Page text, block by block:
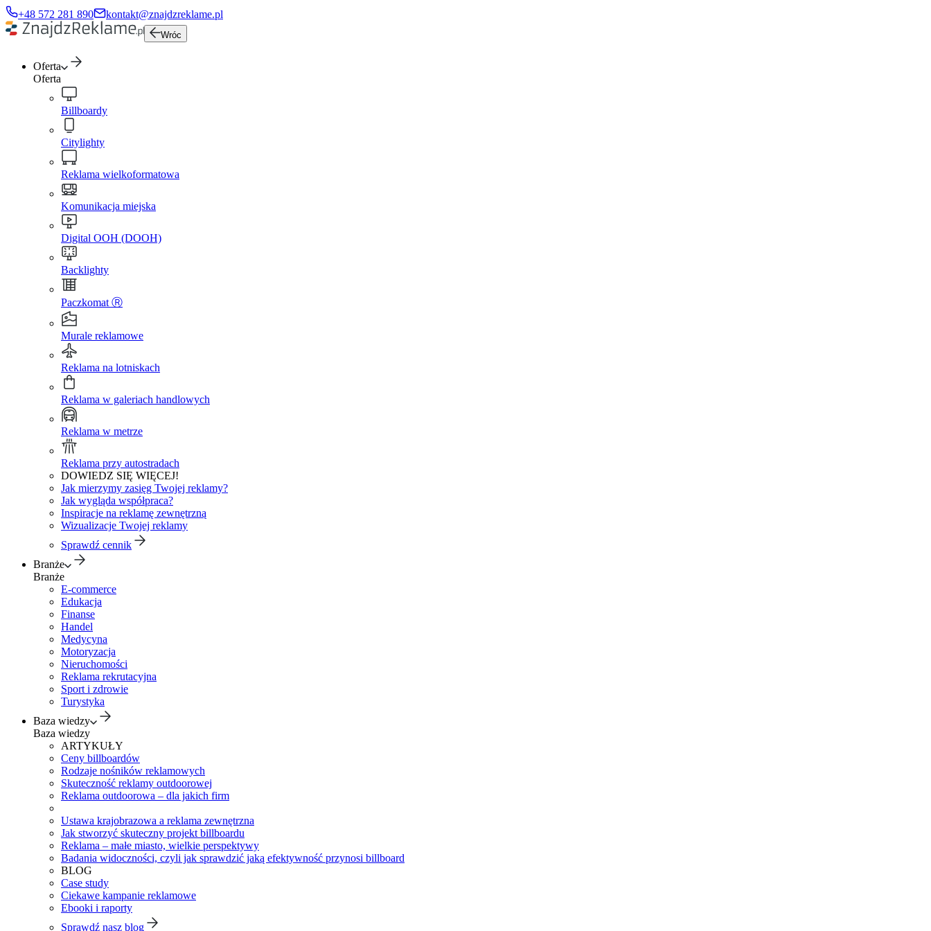
+48 572 281 890 kontakt@znajdzreklame.pl
Wróc
Oferta
Oferta
Billboardy
Citylighty
Reklama wielkoformatowa
Komunikacja miejska
Digital OOH (DOOH)
Backlighty
Paczkomat Ⓡ
Murale reklamowe
Reklama na lotniskach
Reklama w galeriach handlowych
Reklama w metrze
Reklama przy autostradach
DOWIEDZ SIĘ WIĘCEJ!
Jak mierzymy zasięg Twojej reklamy?
Jak wygląda współpraca?
Inspiracje na reklamę zewnętrzną
Wizualizacje Twojej reklamy
Sprawdź cennik
Branże
Branże
E-commerce
Edukacja
Finanse
Handel
Medycyna
Motoryzacja
Nieruchomości
Reklama rekrutacyjna
Sport i zdrowie
Turystyka
Baza wiedzy
Baza wiedzy
ARTYKUŁY
Ceny billboardów
Rodzaje nośników reklamowych
Skuteczność reklamy outdoorowej
Reklama outdoorowa – dla jakich firm
Ustawa krajobrazowa a reklama zewnętrzna
Jak stworzyć skuteczny projekt billboardu
Reklama – małe miasto, wielkie perspektywy
Badania widoczności, czyli jak sprawdzić jaką efektywność przynosi billboard
BLOG
Case study
Ciekawe kampanie reklamowe
Ebooki i raporty
Sprawdź nasz blog